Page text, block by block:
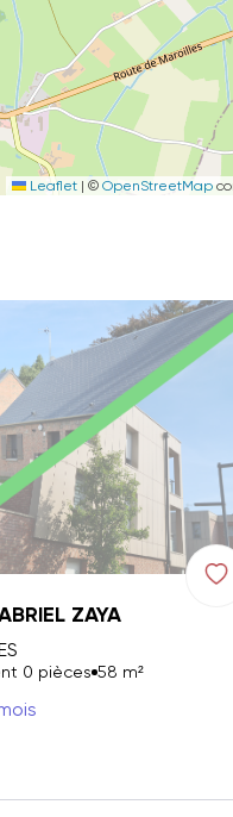
Leaflet | © OpenStreetMap
ZAYA
0 pièces 58 m²